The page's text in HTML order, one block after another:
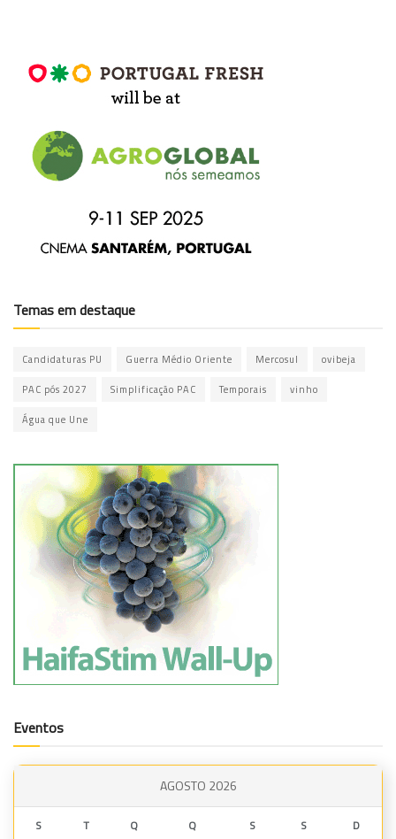
Temas em destaque
Candidaturas PU Guerra Médio Oriente Mercosul ovibeja
PAC pós 2027 Simplificação PAC Temporais vinho
Água que Une
Eventos
AGOSTO 2026
S T Q Q S S D